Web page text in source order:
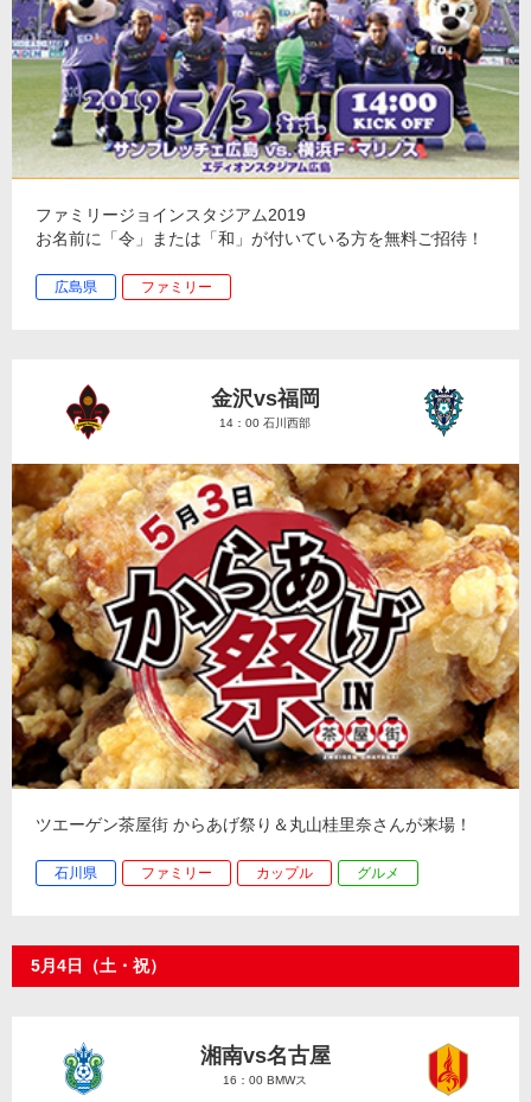
ファミリージョインスタジアム2019
お名前に「令」または「和」が付いている方を無料ご招待！
広島県 ファミリー
金沢vs福岡
14：00 石川西部
ツエーゲン茶屋街 からあげ祭り＆丸山桂里奈さんが来場！
石川県 ファミリー カップル グルメ
5月4日（土・祝）
湘南vs名古屋
16：00 BMWス